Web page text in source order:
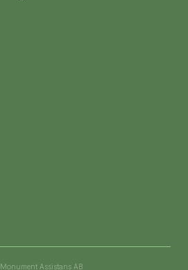
Assistans AB